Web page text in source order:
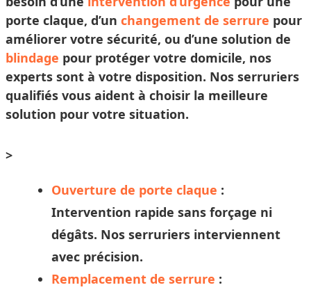
porte claque, d’un changement de serrure pour
améliorer votre sécurité, ou d’une solution de
blindage pour protéger votre domicile, nos
experts sont à votre disposition. Nos serruriers
qualifiés vous aident à choisir la meilleure
solution pour votre situation.
>
Ouverture de porte claque :
Intervention rapide sans forçage ni
dégâts. Nos serruriers interviennent
avec précision.
Remplacement de serrure :